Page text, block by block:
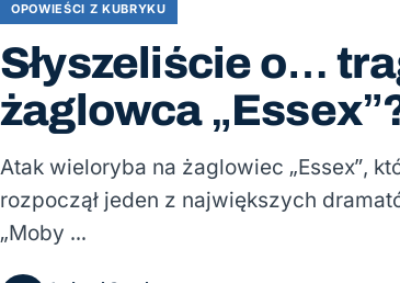
OPOWIEŚCI Z KUBRYKU
Słyszeliście o…
żaglowca
Atak wieloryba na żaglowiec „Essex”,
rozpoczął jeden z największych
„Moby …